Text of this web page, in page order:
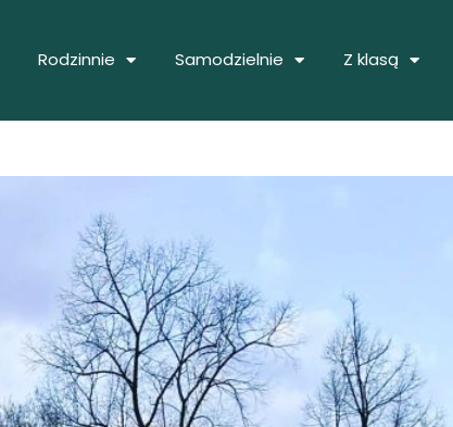
Rodzinnie Samodzielnie Z klasą